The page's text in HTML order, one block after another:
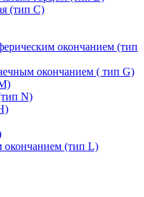
(тип С)
окончанием (тип
окончанием ( тип G)
N)
окончанием (тип L)